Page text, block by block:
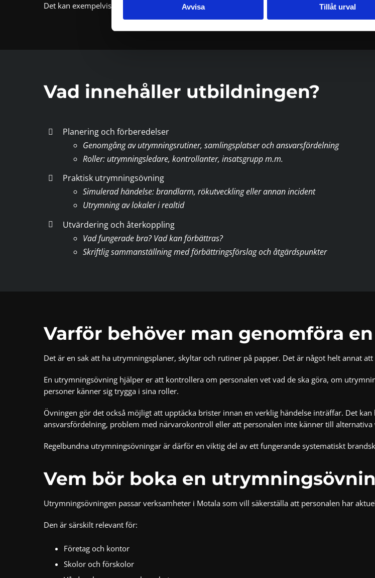
Avvisa Tillåt urval
Det kan exempelvis handla om att uppdatera utrymningsplaner, flytta återsamlingsplats,
Vad innehåller utbildningen?
Planering och förberedelser
Genomgång av utrymningsrutiner, samlingsplatser och ansvarsfördelning
Roller: utrymningsledare, kontrollanter, insatsgrupp m.m.
Praktisk utrymningsövning
Simulerad händelse: brandlarm, rökutveckling eller annan incident
Utrymning av lokaler i realtid
Utvärdering och återkoppling
Vad fungerade bra? Vad kan förbättras?
Skriftlig sammanställning med förbättringsförslag och åtgärdspunkter
Varför behöver man genomföra
Det är en sak att ha utrymningsplaner, skyltar och rutiner på papper. Det är något helt annat
En utrymningsövning hjälper er att kontrollera om personalen vet vad de ska göra, om
personer känner sig trygga i sina roller.
Övningen gör det också möjligt att upptäcka brister innan en verklig händelse inträffar. Det
ansvarsfördelning, problem med närvarokontroll eller att personalen inte känner till alternativa
Regelbundna utrymningsövningar är därför en viktig del av ett fungerande systematiskt
Vem bör boka en
Utrymningsövningen passar verksamheter i Motala som vill säkerställa att personalen har
Den är särskilt relevant för:
Företag och kontor
Skolor och förskolor